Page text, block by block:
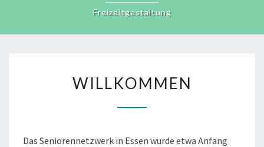
Freizeitgestaltung
WILLKOMMEN
Das Seniorennetzwerk in Essen wurde etwa Anfang